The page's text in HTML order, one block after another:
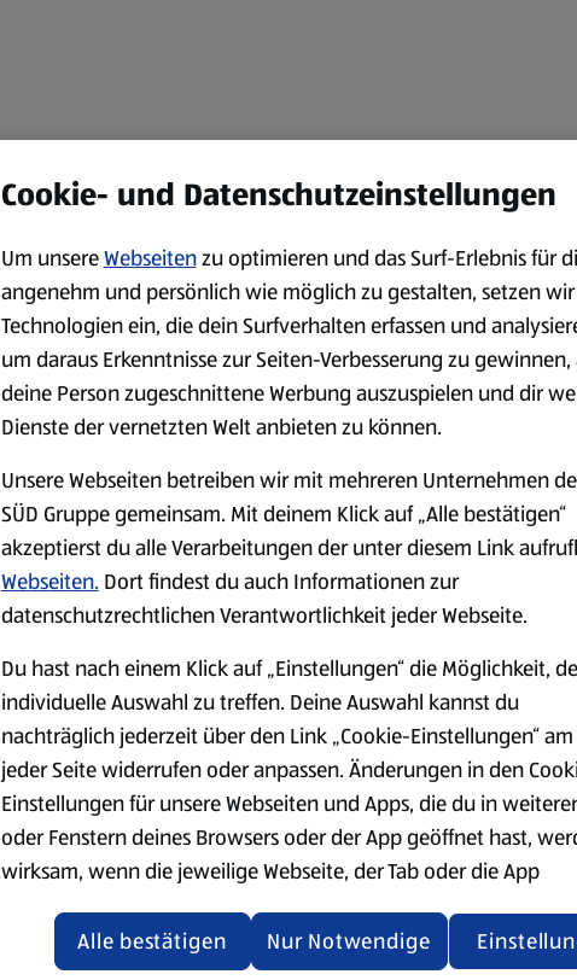
Cookie- und Datenschutzeinstellungen
Um unsereWebseitenzu optimieren und das Surf-Erlebnis für
angenehm und persönlich wie möglich zu gestalten, setzen wir
Technologien ein, die dein Surfverhalten erfassen und
um daraus Erkenntnisse zur Seiten-Verbesserung zu gewinnen,
deine Person zugeschnittene Werbung auszuspielen und dir
Dienste der vernetzten Welt anbieten zu können.
Unsere Webseiten betreiben wir mit mehreren Unternehmen
SÜD Gruppe gemeinsam. Mit deinem Klick auf „Alle bestätigen“
akzeptierst du alle Verarbeitungen der unter diesem Link
Webseiten. Dort findest du auch Informationen zur
datenschutzrechtlichen Verantwortlichkeit jeder Webseite.
Du hast nach einem Klick auf „Einstellungen“ die Möglichkeit,
individuelle Auswahl zu treffen. Deine Auswahl kannst du
nachträglich jederzeit über den Link „Cookie-Einstellungen“
jeder Seite widerrufen oder anpassen. Änderungen in den
Einstellungen für unsere Webseiten und Apps, die du in
oder Fenstern deines Browsers oder der App geöffnet hast,
wirksam, wenn die jeweilige Webseite, der Tab oder die App
aktualisiert oder geschlossen und anschließend wieder
Nur Notwendige
Alle bestätigen